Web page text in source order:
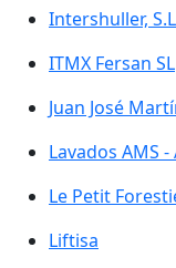
Intershuller,
ITMX Fersan SL
Juan José
Lavados AMS
Le Petit
Liftisa